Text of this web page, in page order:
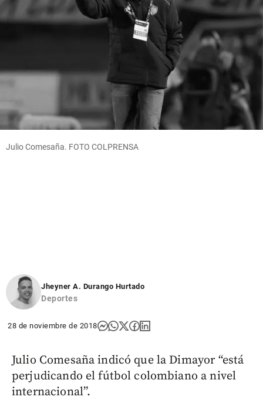
Julio Comesaña. FOTO COLPRENSA
Jheyner A. Durango Hurtado
Deportes
28 de noviembre de 2018
Julio Comesaña indicó que la Dimayor “está
perjudicando el fútbol colombiano a nivel
internacional”.